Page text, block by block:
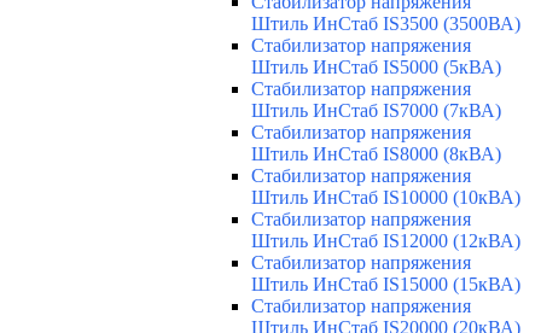
Штиль ИнСтаб IS3500 (3500ВА)
Стабилизатор напряжения
Штиль ИнСтаб IS5000 (5кВА)
Стабилизатор напряжения
Штиль ИнСтаб IS7000 (7кВА)
Стабилизатор напряжения
Штиль ИнСтаб IS8000 (8кВА)
Стабилизатор напряжения
Штиль ИнСтаб IS10000 (10кВА)
Стабилизатор напряжения
Штиль ИнСтаб IS12000 (12кВА)
Стабилизатор напряжения
Штиль ИнСтаб IS15000 (15кВА)
Стабилизатор напряжения
Штиль ИнСтаб IS20000 (20кВА)